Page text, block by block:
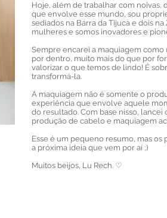
Hoje, além de trabalhar com noivas,
que envolve esse mundo, sou
sediados na Barra da Tijuca e dois
mulheres e somos inovadores e
Sempre encarei a maquiagem
por dentro, muito mais do que por
valorizar o que temos de lindo! É
transformá-la.
A maquiagem não é somente o
experiência que envolve aquele
do resultado. Com base nisso, lancei
produção de cabelo e maquiagem
Esse é um pequeno resumo, mas os
a próxima ideia que vem por aí ;)
Muitos beijos, Lu Rech. ♡